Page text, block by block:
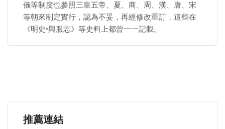
儀等制度也參照三皇五帝、夏、商、周、漢、唐、宋
等朝來制定實行，認為不妥，再經修改重訂，這些在
《明史•輿服志》等史料上都曾一一記載。
推薦連結